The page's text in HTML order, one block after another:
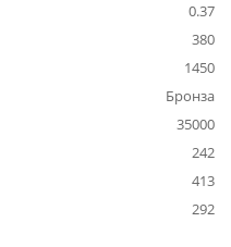
0.37
380
1450
Бронза
35000
242
413
292